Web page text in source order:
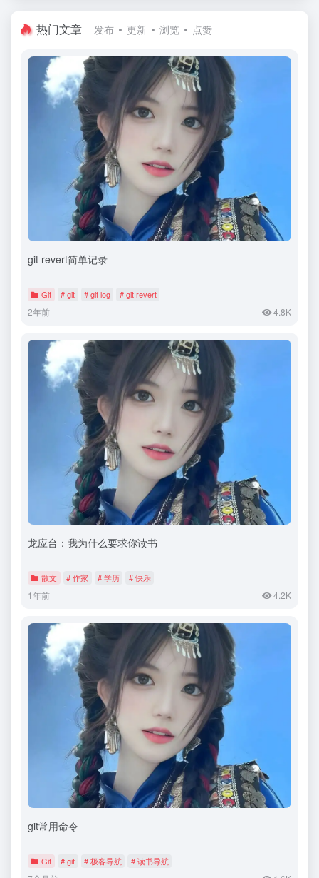
热门文章 发布 更新 浏览 点赞
git revert简单记录
Git # git # git log # git revert
2年前 4.8K
龙应台：我为什么要求你读书
散文 # 作家 # 学历 # 快乐
1年前 4.2K
git常用命令
Git # git # 极客导航 # 读书导航